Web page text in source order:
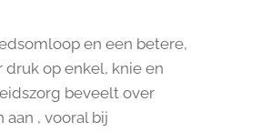
en een betere,
op enkel, knie en
beveelt over
, vooral bij